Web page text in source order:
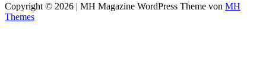
Copyright © 2026 | MH Magazine WordPress Theme von MH
Themes